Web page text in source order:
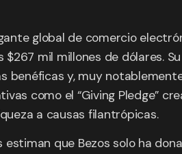
global de comercio
mil millones de dólares.
y, muy
como el “Giving Pledge”
a causas filantrópicas.
que Bezos solo ha